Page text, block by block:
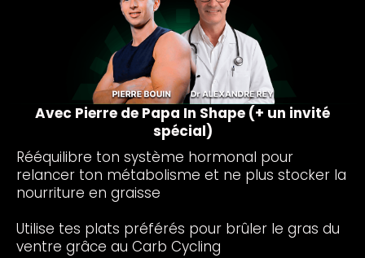
Avec Pierre de Papa In Shape (+ un invité
spécial)
Rééquilibre ton système hormonal pour
relancer ton métabolisme et ne plus stocker la
nourriture en graisse
Utilise tes plats préférés pour brûler le gras du
ventre grâce au Carb Cycling